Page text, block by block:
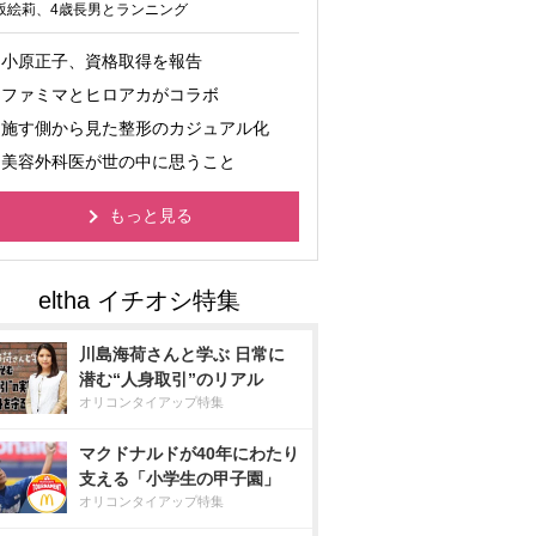
絵莉、4歳長男とランニング
小原正子、資格取得を報告
ファミマとヒロアカがコラボ
施す側から見た整形のカジュアル化
美容外科医が世の中に思うこと
もっと見る
川島海荷さんと学ぶ 日常に
潜む“人身取引”のリアル
オリコンタイアップ特集
マクドナルドが40年にわたり
支える「小学生の甲子園」
オリコンタイアップ特集